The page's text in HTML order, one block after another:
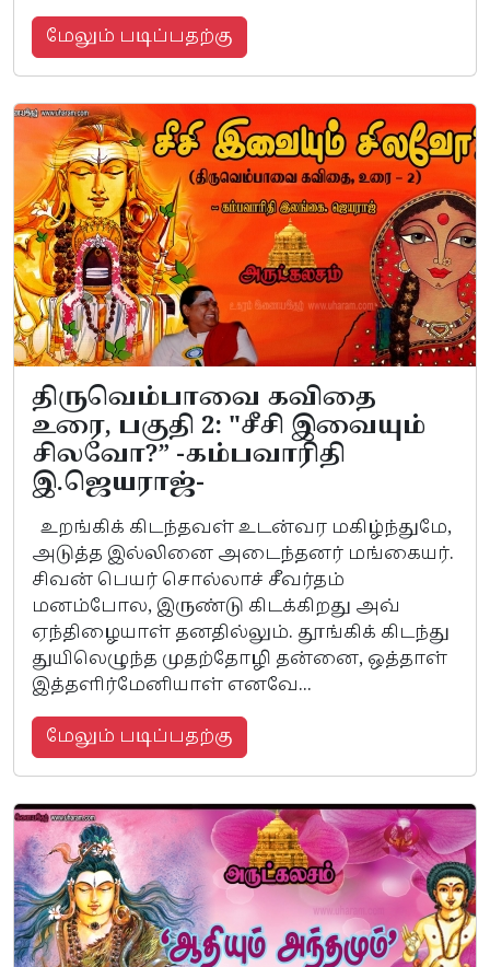
மேலும் படிப்பதற்கு
திருவெம்பாவை கவிதை
உரை, பகுதி 2: "சீசி இவையும்
சிலவோ?” -கம்பவாரிதி
இ.ஜெயராஜ்-
உறங்கிக் கிடந்தவள் உடன்வர மகிழ்ந்துமே,
அடுத்த இல்லினை அடைந்தனர் மங்கையர்.
சிவன் பெயர் சொல்லாச் சீவர்தம்
மனம்போல, இருண்டு கிடக்கிறது அவ்
ஏந்திழையாள் தனதில்லும். தூங்கிக் கிடந்து
துயிலெழுந்த முதற்தோழி தன்னை, ஒத்தாள்
இத்தளிர்மேனியாள் எனவே...
மேலும் படிப்பதற்கு